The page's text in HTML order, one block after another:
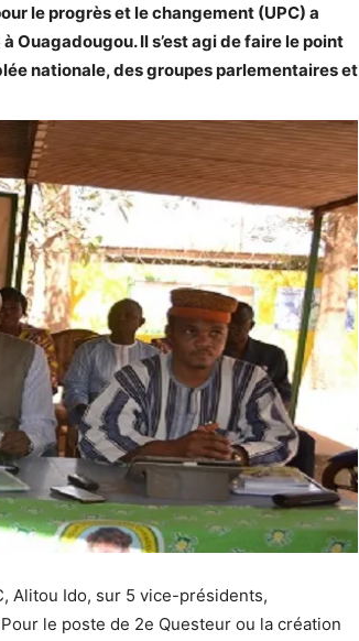
le progrès et le changement (UPC) a
Ouagadougou. Il s’est agi de faire le point
nationale, des groupes parlementaires et
Alitou Ido, sur 5 vice-présidents,
le poste de 2e Questeur ou la création